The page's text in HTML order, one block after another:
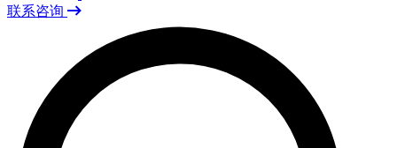
联系咨询